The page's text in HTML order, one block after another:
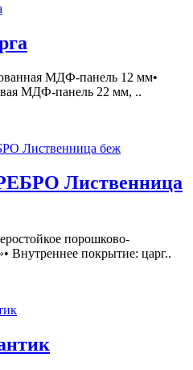
МДФ-панель 12 мм•
МДФ-панель 22 мм, ..
Лиственница
порошково-
Внутреннее покрытие: царг..